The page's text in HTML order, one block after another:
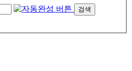
검색